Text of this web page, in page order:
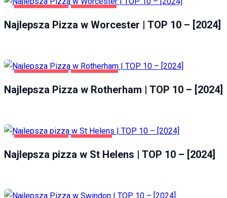
Najlepsza Pizza w Worcester | TOP 10 – [2024]
Najlepsza Pizza w Rotherham | TOP 10 – [2024]
Najlepsza pizza w St Helens | TOP 10 – [2024]